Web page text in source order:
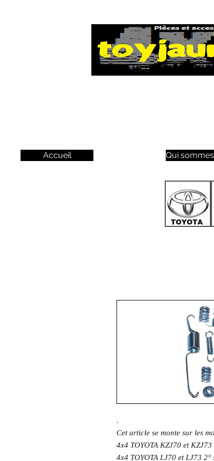
Accueil Qui
.
Cet article se monte sur les
4x4 TOYOTA KZJ70 et
4x4 TOYOTA LJ70 et LJ73